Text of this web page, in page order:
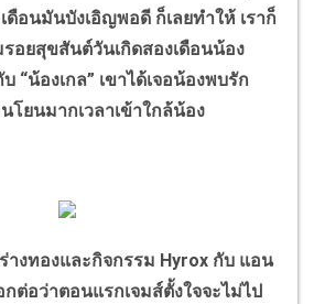
ดือนมันบังเอิญพอดี ก็เลยทำให้ เราก็
อยสุขสันต์วันเกิดสองเดือนน้อง
“น้องเกล” เขาได้เจอน้องพบรัก
ยนมากเวลาเข้าใกล้น้อง
องและกิจกรรม Hyrox กับ แอน
ต่อว่าตอนแรกเจมส์ตั้งใจจะไม่ไป